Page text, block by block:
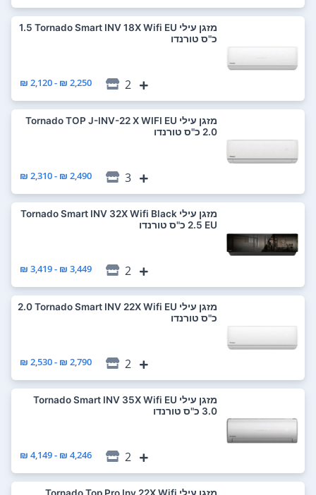
‏מזגן עילי Tornado Smart INV 18X Wifi EU ‏1.5
‏כ"ס טורנדו
2
2,250 ₪ - 2,120 ₪
‏מזגן עילי Tornado TOP J-INV-22 X WIFI EU
3
2,490 ₪ - 2,310 ₪
‏מזגן עילי Tornado Smart INV 32X Wifi Black
EU ‏2.5 ‏כ"ס טורנדו
2
3,449 ₪ - 3,419 ₪
‏מזגן עילי Tornado Smart INV 22X Wifi EU ‏2.0
‏כ"ס טורנדו
2
2,790 ₪ - 2,530 ₪
‏מזגן עילי Tornado Smart INV 35X Wifi EU
2
4,246 ₪ - 4,149 ₪
‏מזגן עילי Tornado Top Pro Inv 22X Wifi